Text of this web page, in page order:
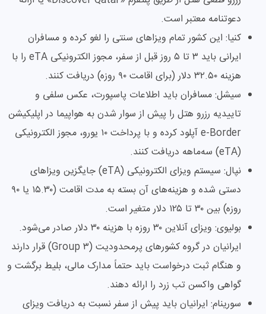
دعوتنامه معتبر است.
کنیا: این کشور تمام ویزاهای سنتی را لغو کرده و مسافران
ایرانی باید ۳ تا ۵ روز قبل از سفر، مجوز الکترونیکی eTA را با
هزینه ۳۲.۵۰ دلار (برای اقامت ۹۰ روزه) دریافت کنند.
سیشل: مسافران باید اطلاعات پاسپورت، عکس سلفی و
تاییدیه رزرو هتل را پیش از سوار شدن به هواپیما در اپلیکیشن
e-Border آپلود کرده و با پرداخت ۱۰ یورو، مجوز الکترونیکی
(eTA) سه‌ماهه دریافت کنند.
نپال: سیستم ویزای الکترونیکی (eTA) جایگزین ویزاهای
دستی شده و هزینه‌های آن بسته به مدت اقامت (۱۵.۳۰ یا ۹۰
روزه) بین ۳۰ تا ۱۲۵ دلار متغیر است.
بولیوی: ویزای آنلاین ۳۰ روزه با هزینه ۳۰ دلار صادر می‌شود.
ایرانیان در گروه کشورهای پرمحدودیت (Group ۳) قرار دارند
و هنگام ثبت درخواست باید حتماً مدارک مالی، بلیط برگشت و
گواهی واکسن تب زرد را ارائه دهند.
سورینام: ایرانیان باید پیش از سفر نسبت به دریافت ویزای